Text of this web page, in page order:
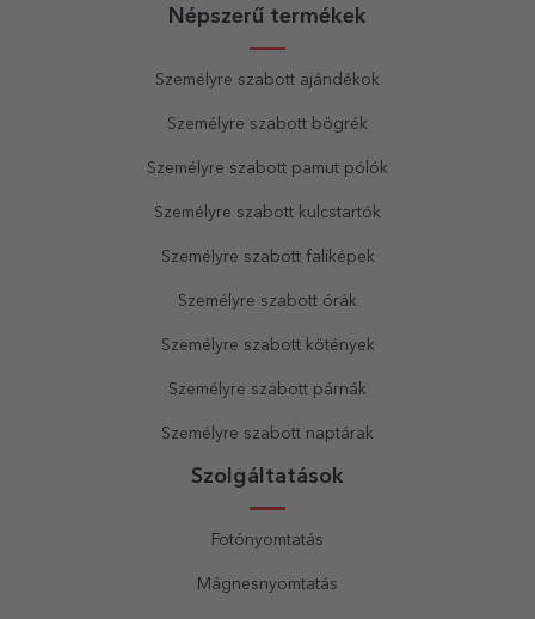
Népszerű termékek
Személyre szabott ajándékok
Személyre szabott bögrék
Személyre szabott pamut pólók
Személyre szabott kulcstartók
Személyre szabott faliképek
Személyre szabott órák
Személyre szabott kötények
Személyre szabott párnák
Személyre szabott naptárak
Szolgáltatások
Fotónyomtatás
Mágnesnyomtatás